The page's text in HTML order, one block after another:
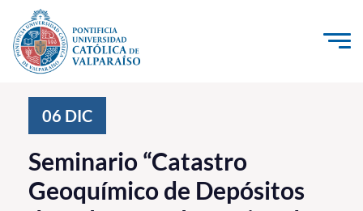
Click acá para ir directamente al contenido
Investigación, Creación e Innovación
PUCV Internacional
Vinculación con el Medio
06 DIC
Seminario “Catastro
Geoquímico de Depósitos